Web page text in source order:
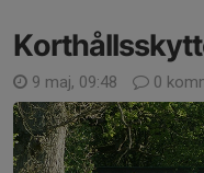
9 maj, 09:48 0